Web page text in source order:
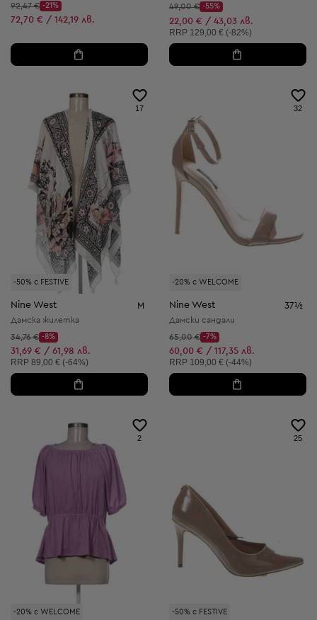
Начална цена:
92,47 €
Discount Price:
-21%
Намалена цена:
72,70 € / 142,19 лв.
Начална цена:
49,00 €
Discount Price:
-55%
Намалена цена:
22,00 € / 43,03 лв.
Препоръчителна цена:
RRP 129,00 € (-82%)
-50% с FESTIVE
17
Nine West M
Дамска жилетка
Начална цена:
34,76 €
Discount Price:
-8%
Намалена цена:
31,69 € / 61,98 лв.
Препоръчителна цена:
RRP 89,00 € (-64%)
-20% с WELCOME
32
Nine West 37½
Дамски сандали
Начална цена:
65,00 €
Discount Price:
-7%
Намалена цена:
60,00 € / 117,35 лв.
Препоръчителна цена:
RRP 109,00 € (-44%)
-20% с WELCOME
2
-50% с FESTIVE
25